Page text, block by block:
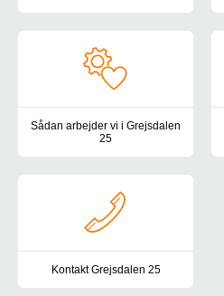
Sådan arbejder vi i Grejsdalen
25
Kontakt Grejsdalen 25